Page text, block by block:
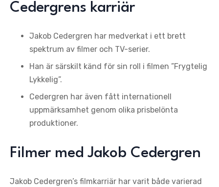
Cedergrens karriär
Jakob Cedergren har medverkat i ett brett
spektrum av filmer och TV-serier.
Han är särskilt känd för sin roll i filmen ”Frygtelig
Lykkelig”.
Cedergren har även fått internationell
uppmärksamhet genom olika prisbelönta
produktioner.
Filmer med Jakob Cedergren
Jakob Cedergren’s filmkarriär har varit både varierad